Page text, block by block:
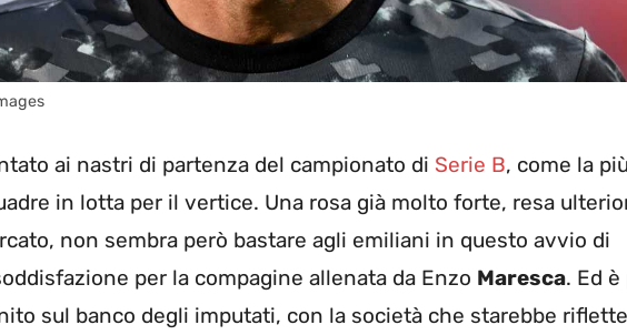
ai nastri di partenza del campionato di Serie B, come la più
in lotta per il vertice. Una rosa già molto forte, resa
non sembra però bastare agli emiliani in questo avvio di
per la compagine allenata da Enzo Maresca. Ed
sul banco degli imputati, con la società che starebbe